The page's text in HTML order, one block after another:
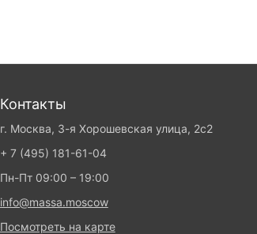
Контакты
г. Москва, 3-я Хорошевская улица, 2с2
+ 7 (495) 181-61-04
Пн-Пт 09:00 – 19:00
info@massa.moscow
Посмотреть на карте